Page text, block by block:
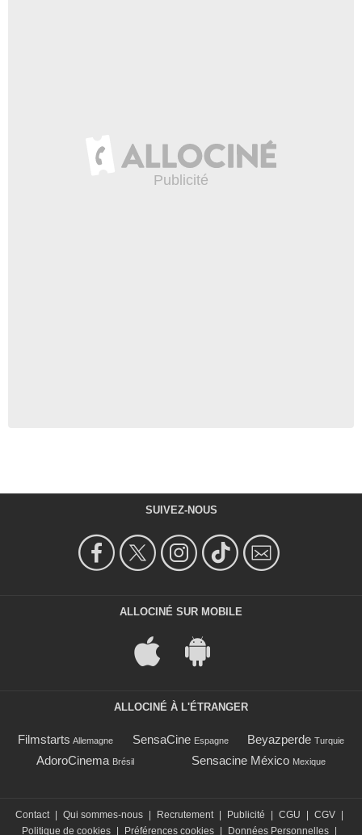
SUIVEZ-NOUS
ALLOCINÉ SUR MOBILE
ALLOCINÉ À L'ÉTRANGER
Filmstarts Allemagne SensaCine Espagne Beyazperde Turquie
AdoroCinema Brésil Sensacine México Mexique
Contact Qui sommes-nous Recrutement Publicité CGU CGV
Politique de cookies
Préférences cookies Données Personnelles